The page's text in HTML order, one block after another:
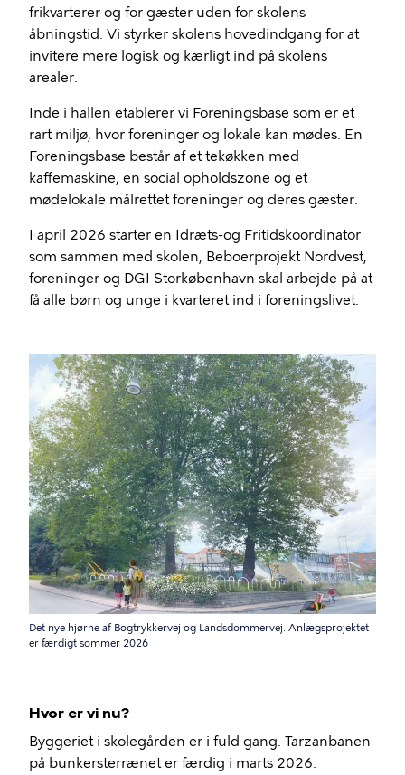
frikvarterer og for gæster uden for skolens
åbningstid. Vi styrker skolens hovedindgang for at
invitere mere logisk og kærligt ind på skolens
arealer.
Inde i hallen etablerer vi Foreningsbase som er et
rart miljø, hvor foreninger og lokale kan mødes. En
Foreningsbase består af et tekøkken med
kaffemaskine, en social opholdszone og et
mødelokale målrettet foreninger og deres gæster.
I april 2026 starter en Idræts-og Fritidskoordinator
som sammen med skolen, Beboerprojekt Nordvest,
foreninger og DGI Storkøbenhavn skal arbejde på at
få alle børn og unge i kvarteret ind i foreningslivet.
Det nye hjørne af Bogtrykkervej og Landsdommervej. Anlægsprojektet
er færdigt sommer 2026
Hvor er vi nu?
Byggeriet i skolegården er i fuld gang. Tarzanbanen
på bunkersterrænet er færdig i marts 2026.